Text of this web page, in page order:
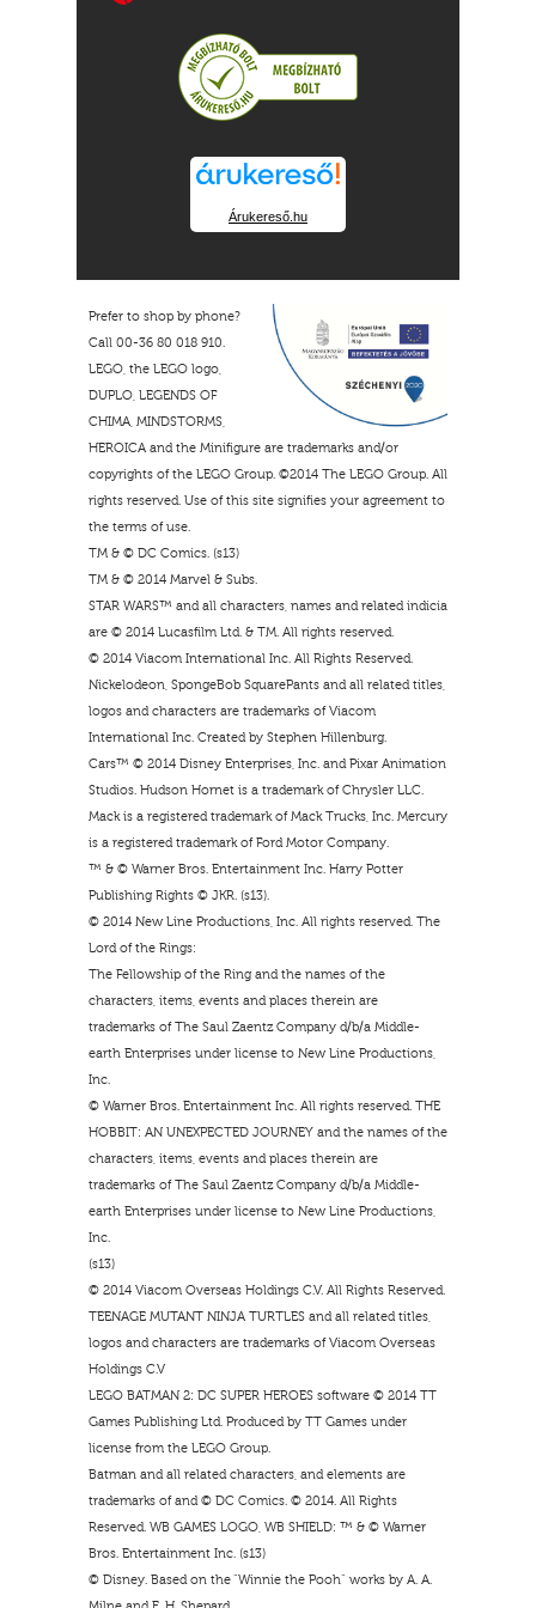
Árukereső.hu
Prefer to shop by phone?
Call 00-36 80 018 910.
LEGO, the LEGO logo,
DUPLO, LEGENDS OF
CHIMA, MINDSTORMS,
HEROICA and the Minifigure are trademarks and/or
copyrights of the LEGO Group. ©2014 The LEGO Group. All
rights reserved. Use of this site signifies your agreement to
the terms of use.
TM & © DC Comics. (s13)
TM & © 2014 Marvel & Subs.
STAR WARS™ and all characters, names and related indicia
are © 2014 Lucasfilm Ltd. & TM. All rights reserved.
© 2014 Viacom International Inc. All Rights Reserved.
Nickelodeon, SpongeBob SquarePants and all related titles,
logos and characters are trademarks of Viacom
International Inc. Created by Stephen Hillenburg.
Cars™ © 2014 Disney Enterprises, Inc. and Pixar Animation
Studios. Hudson Hornet is a trademark of Chrysler LLC.
Mack is a registered trademark of Mack Trucks, Inc. Mercury
is a registered trademark of Ford Motor Company.
™ & © Warner Bros. Entertainment Inc. Harry Potter
Publishing Rights © JKR. (s13).
© 2014 New Line Productions, Inc. All rights reserved. The
Lord of the Rings:
The Fellowship of the Ring and the names of the
characters, items, events and places therein are
trademarks of The Saul Zaentz Company d/b/a Middle-
earth Enterprises under license to New Line Productions,
Inc.
© Warner Bros. Entertainment Inc. All rights reserved. THE
HOBBIT: AN UNEXPECTED JOURNEY and the names of the
characters, items, events and places therein are
trademarks of The Saul Zaentz Company d/b/a Middle-
earth Enterprises under license to New Line Productions,
Inc.
(s13)
© 2014 Viacom Overseas Holdings C.V. All Rights Reserved.
TEENAGE MUTANT NINJA TURTLES and all related titles,
logos and characters are trademarks of Viacom Overseas
Holdings C.V
LEGO BATMAN 2: DC SUPER HEROES software © 2014 TT
Games Publishing Ltd. Produced by TT Games under
license from the LEGO Group.
Batman and all related characters, and elements are
trademarks of and © DC Comics. © 2014. All Rights
Reserved. WB GAMES LOGO, WB SHIELD: ™ & © Warner
Bros. Entertainment Inc. (s13)
© Disney. Based on the “Winnie the Pooh” works by A. A.